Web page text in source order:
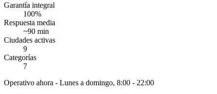
Garantía integral
100%
Respuesta media
~90 min
Ciudades activas
9
Categorías
7
Operativo ahora - Lunes a domingo, 8:00 - 22:00